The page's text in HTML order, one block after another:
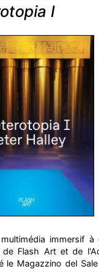
Ⅰ
immersif
de Flash Art et de
le Magazzino del